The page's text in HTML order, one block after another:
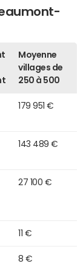
Moyenne
villages de
250 à 500
179 951 €
143 489 €
27 100 €
11 €
8 €